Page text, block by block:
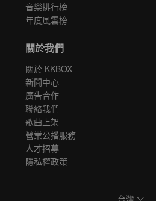
音樂排行榜
年度風雲榜
關於我們
關於 KKBOX
新聞中心
廣告合作
聯絡我們
歌曲上架
營業公播服務
人才招募
隱私權政策
台灣